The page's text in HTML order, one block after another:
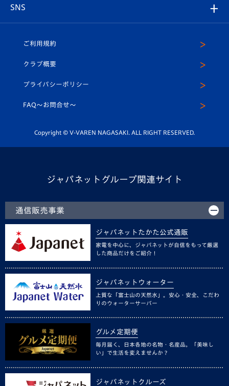
ホームタウン
平和祈念活動
ホームタウン活動
U-18
スクール
SNS
ヴィヴィくんインスタグラム
公式LINE＠
ご利用規約
クラブ概要
プライバシーポリシー
FAQ〜お問合せ〜
Copyright © V-VAREN NAGASAKI. ALL RIGHT RESERVED.
ジャパネットグループ関連サイト
通信販売事業
ジャパネットたかた公式通販
家電を中心に、ジャパネットが自信をもって厳選
した商品だけをご紹介！
ジャパネットウォーター
上質な「富士山の天然水」。安心・安全、こだわ
りのウォーターサーバー
グルメ定期便
毎月届く、日本各地の名物・名産品。「美味し
い」で生活を変えませんか？
ジャパネットクルーズ